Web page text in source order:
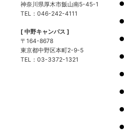
神奈川県厚木市飯山南5-45-1
TEL：046-242-4111
[ 中野キャンパス ]
〒164-8678
東京都中野区本町2-9-5
TEL：03-3372-1321